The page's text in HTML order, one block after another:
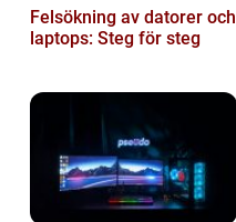
Felsökning av datorer och
laptops: Steg för steg